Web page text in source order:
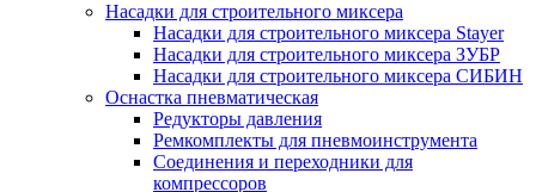
Насадки для строительного миксера
Насадки для строительного миксера Stayer
Насадки для строительного миксера ЗУБР
Насадки для строительного миксера СИБИН
Оснастка пневматическая
Редукторы давления
Ремкомплекты для пневмоинструмента
Соединения и переходники для
компрессоров